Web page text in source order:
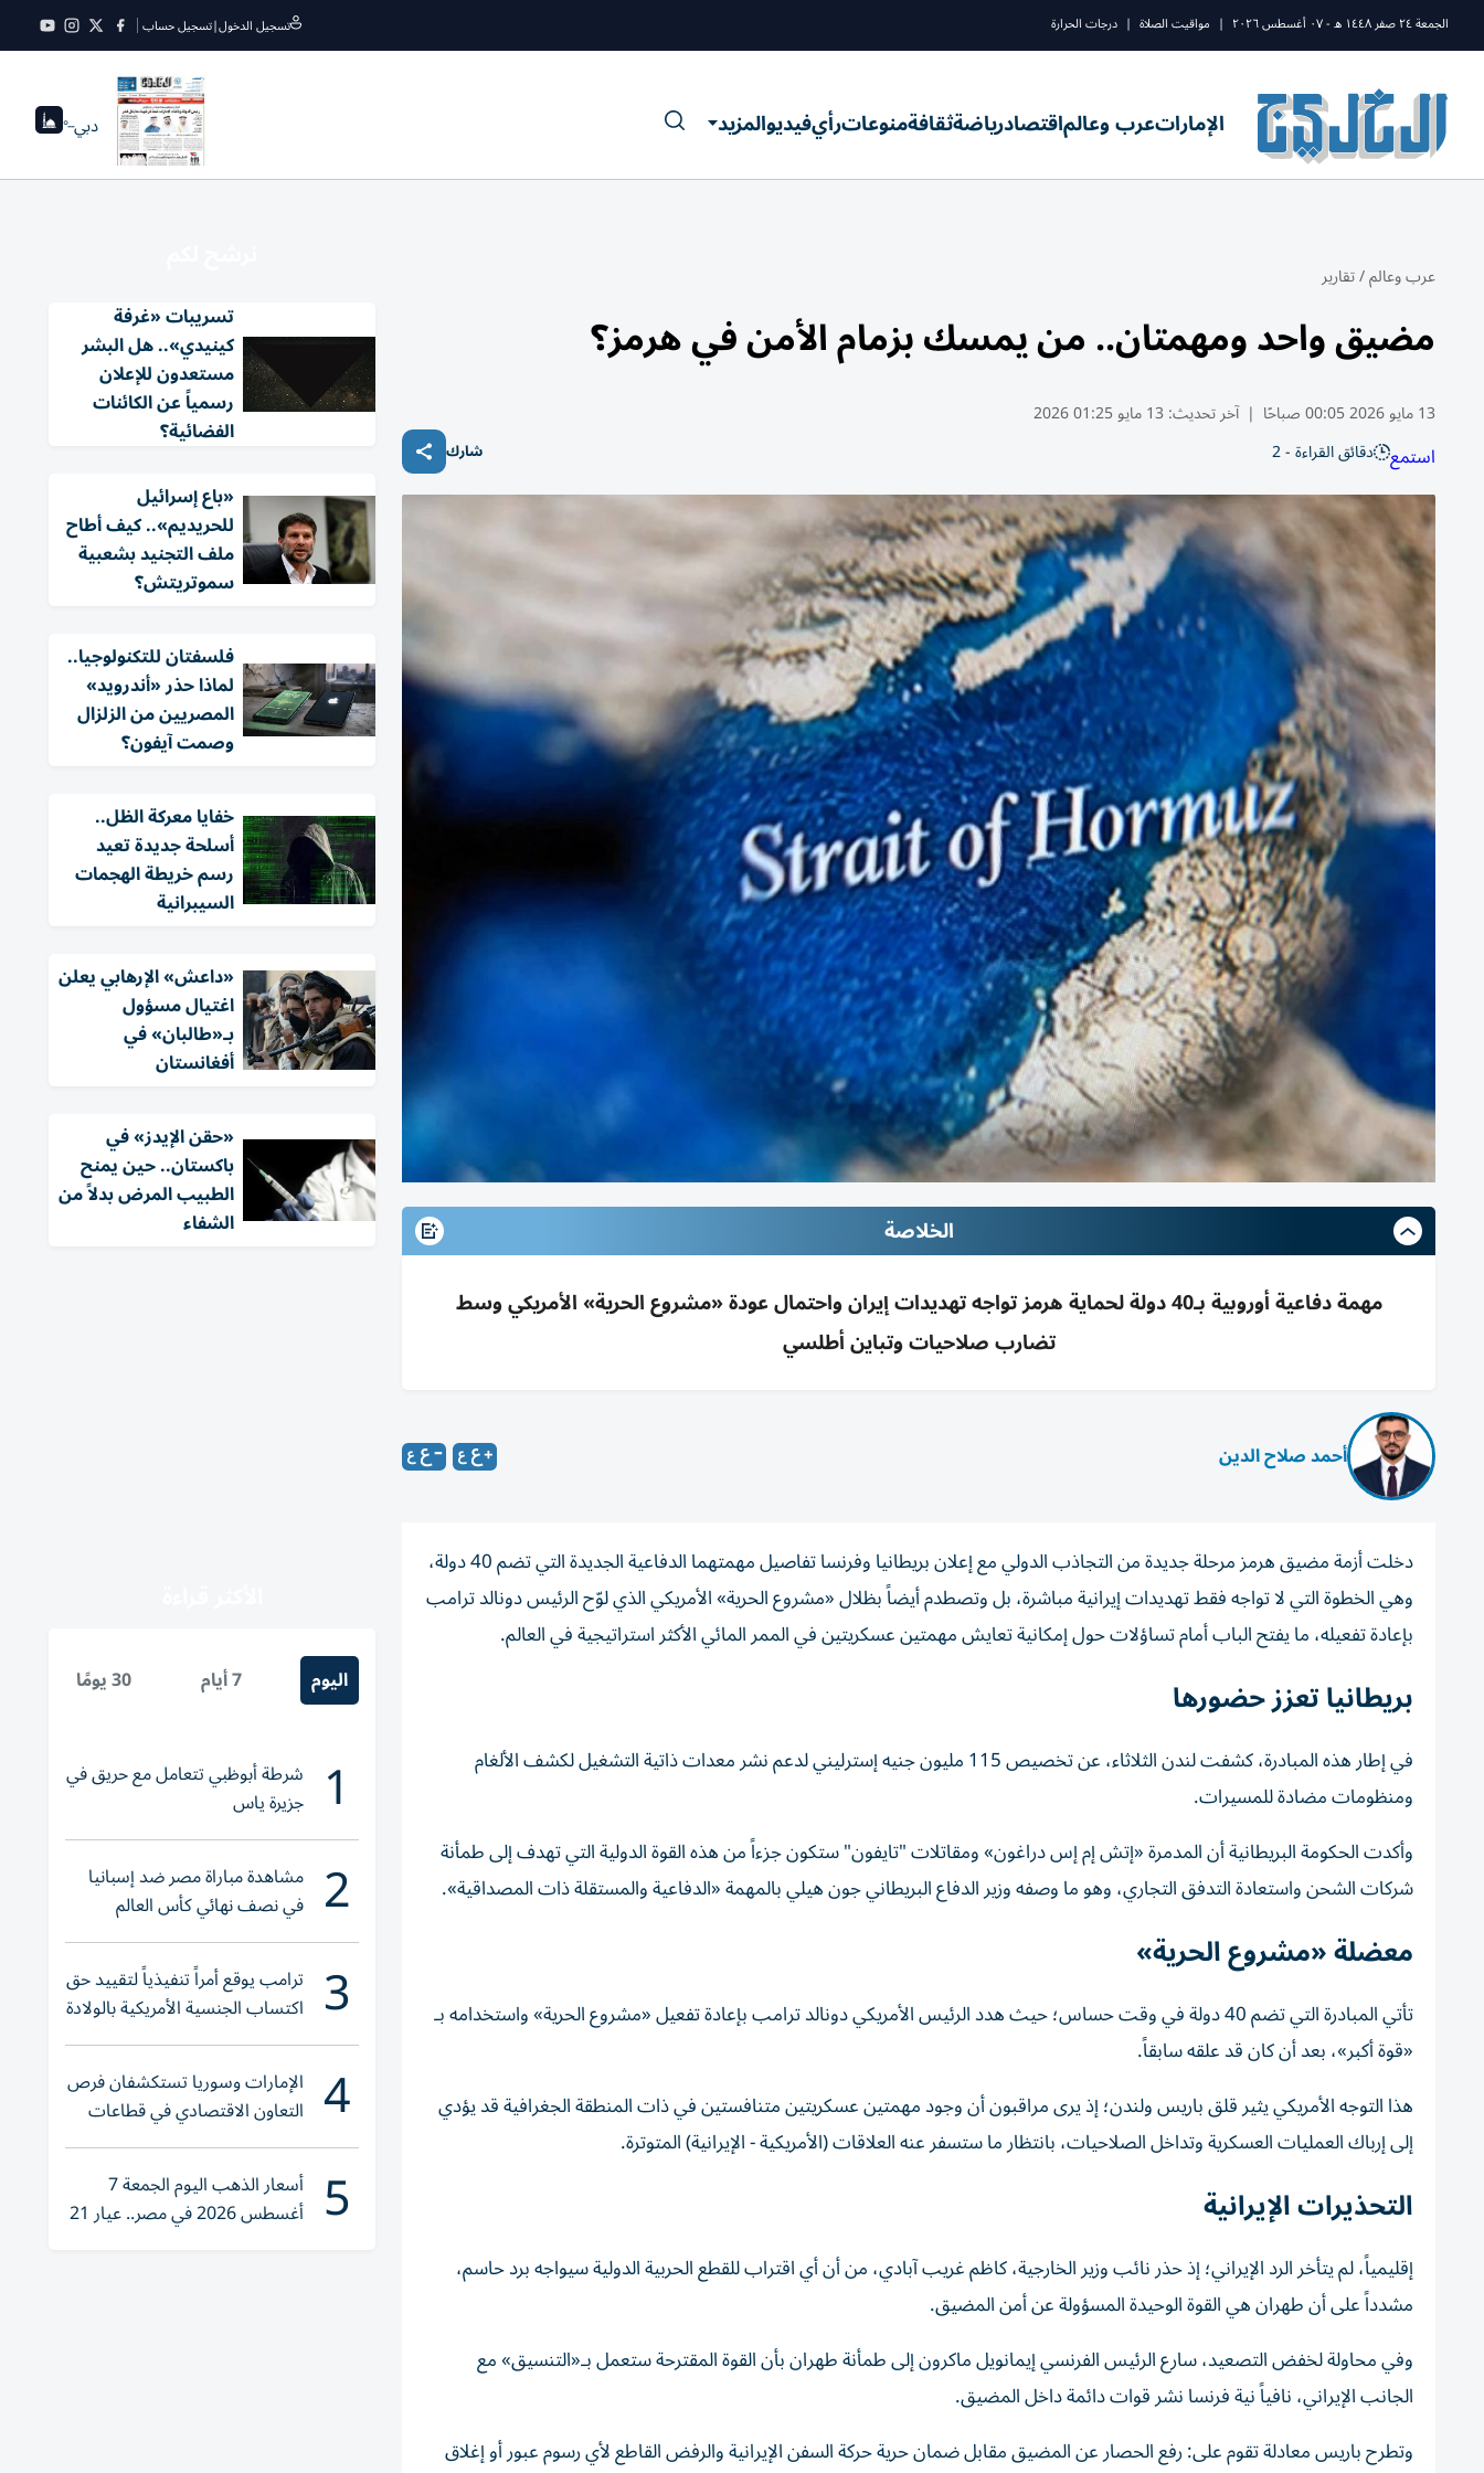
الجمعة ٢٤ صفر ١٤٤٨ ه - ٠٧ أغسطس ٢٠٢٦ | مواقيت الصلاة | درجات الحرارة تسجيل الدخول|تسجيل حساب
الإماراتعرب وعالماقتصادرياضةثقافةمنوعاترأيفيديوالمزيد دبي--°
عرب وعالم/تقارير
مضيق واحد ومهمتان.. من يمسك بزمام الأمن في هرمز؟
13 مايو 2026 00:05 صباحًا | آخر تحديث: 13 مايو 01:25 2026
استمع دقائق القراءة - 2 شارك
الخلاصة
مهمة دفاعية أوروبية بـ40 دولة لحماية هرمز تواجه تهديدات إيران واحتمال عودة «مشروع الحرية» الأمريكي وسط
تضارب صلاحيات وتباين أطلسي
أحمد صلاح الدين
دخلت أزمة مضيق هرمز مرحلة جديدة من التجاذب الدولي مع إعلان بريطانيا وفرنسا تفاصيل مهمتهما الدفاعية الجديدة التي تضم 40 دولة،
وهي الخطوة التي لا تواجه فقط تهديدات إيرانية مباشرة، بل وتصطدم أيضاً بظلال «مشروع الحرية» الأمريكي الذي لوّح الرئيس دونالد ترامب
بإعادة تفعيله، ما يفتح الباب أمام تساؤلات حول إمكانية تعايش مهمتين عسكريتين في الممر المائي الأكثر استراتيجية في العالم.
بريطانيا تعزز حضورها
في إطار هذه المبادرة، كشفت لندن الثلاثاء، عن تخصيص 115 مليون جنيه إسترليني لدعم نشر معدات ذاتية التشغيل لكشف الألغام
ومنظومات مضادة للمسيرات.
وأكدت الحكومة البريطانية أن المدمرة «إتش إم إس دراغون» ومقاتلات "تايفون" ستكون جزءاً من هذه القوة الدولية التي تهدف إلى طمأنة
شركات الشحن واستعادة التدفق التجاري، وهو ما وصفه وزير الدفاع البريطاني جون هيلي بالمهمة «الدفاعية والمستقلة ذات المصداقية».
معضلة «مشروع الحرية»
تأتي المبادرة التي تضم 40 دولة في وقت حساس؛ حيث هدد الرئيس الأمريكي دونالد ترامب بإعادة تفعيل «مشروع الحرية» واستخدامه بـ
«قوة أكبر»، بعد أن كان قد علقه سابقاً.
هذا التوجه الأمريكي يثير قلق باريس ولندن؛ إذ يرى مراقبون أن وجود مهمتين عسكريتين متنافستين في ذات المنطقة الجغرافية قد يؤدي
إلى إرباك العمليات العسكرية وتداخل الصلاحيات، بانتظار ما ستسفر عنه العلاقات (الأمريكية - الإيرانية) المتوترة.
التحذيرات الإيرانية
إقليمياً، لم يتأخر الرد الإيراني؛ إذ حذر نائب وزير الخارجية، كاظم غريب آبادي، من أن أي اقتراب للقطع الحربية الدولية سيواجه برد حاسم،
مشدداً على أن طهران هي القوة الوحيدة المسؤولة عن أمن المضيق.
وفي محاولة لخفض التصعيد، سارع الرئيس الفرنسي إيمانويل ماكرون إلى طمأنة طهران بأن القوة المقترحة ستعمل بـ«التنسيق» مع
الجانب الإيراني، نافياً نية فرنسا نشر قوات دائمة داخل المضيق.
وتطرح باريس معادلة تقوم على: رفع الحصار عن المضيق مقابل ضمان حرية حركة السفن الإيرانية والرفض القاطع لأي رسوم عبور أو إغلاق
تسريبات «غرفة
كينيدي».. هل البشر
مستعدون للإعلان
رسمياً عن الكائنات
الفضائية؟
«باع إسرائيل
للحريديم».. كيف أطاح
ملف التجنيد بشعبية
سموتريتش؟
فلسفتان للتكنولوجيا..
لماذا حذر «أندرويد»
المصريين من الزلزال
وصمت آيفون؟
خفايا معركة الظل..
أسلحة جديدة تعيد
رسم خريطة الهجمات
السيبرانية
«داعش» الإرهابي يعلن
اغتيال مسؤول
بـ«طالبان» في
أفغانستان
«حقن الإيدز» في
باكستان.. حين يمنح
الطبيب المرض بدلاً من
الشفاء
اليوم 7 أيام 30 يومًا
1 شرطة أبوظبي تتعامل مع حريق في
جزيرة ياس
2 مشاهدة مباراة مصر ضد إسبانيا
في نصف نهائي كأس العالم
لناشئات اليد 2026
3 ترامب يوقع أمراً تنفيذياً لتقييد حق
اكتساب الجنسية الأمريكية بالولادة
4 الإمارات وسوريا تستكشفان فرص
التعاون الاقتصادي في قطاعات
حيوية
5 أسعار الذهب اليوم الجمعة 7
أغسطس 2026 في مصر.. عيار 21